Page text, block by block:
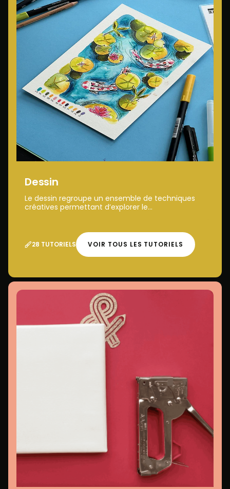
Dessin
Le dessin regroupe un ensemble de techniques
créatives permettant d’explorer le...
28 TUTORIELS VOIR TOUS LES TUTORIELS